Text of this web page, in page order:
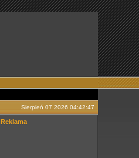
Sierpień 07 2026 04:42:47
Reklama